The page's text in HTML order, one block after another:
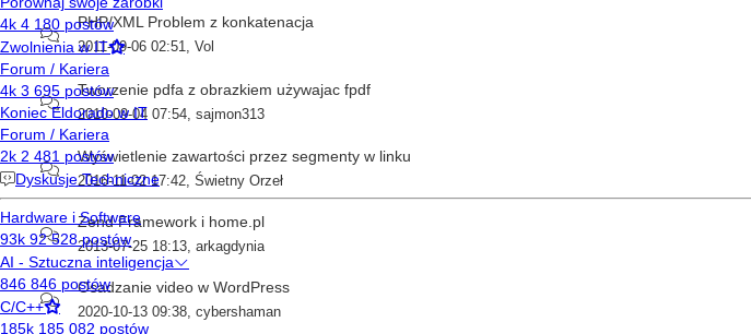
PHP/XML Problem z konkatenacja
2011-09-06 02:51, Vol
Tworzenie pdfa z obrazkiem używajac fpdf
2010-09-04 07:54 sajmon313
Wyświetlenie zawartości przez segmenty w linku
2016-11-02 17:42, Świetny Orzeł
Zend Framework i home.pl
2013-07-25 18:13, arkagdynia
Osadzanie video w WordPress
2020-10-13 09:38, cybershaman